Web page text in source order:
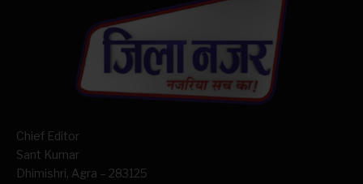
Chief Editor
Sant Kumar
Dhimishri, Agra – 283125